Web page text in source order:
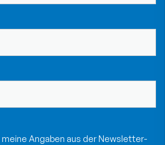
Angaben aus der Newsletter-